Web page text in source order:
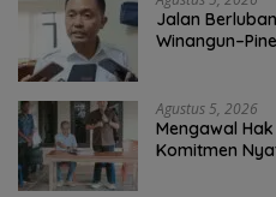
Jalan
Agustus 5, 2026
Mengawal
Komitmen